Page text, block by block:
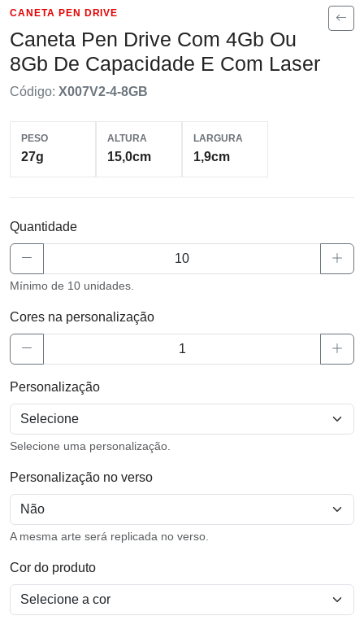
CANETA PEN DRIVE
Caneta Pen Drive Com 4Gb Ou
8Gb De Capacidade E Com Laser
Código: X007V2-4-8GB
PESO
27g
ALTURA
15,0cm
LARGURA
1,9cm
Quantidade
Mínimo de 10 unidades.
Cores na personalização
Personalização
Selecione uma personalização.
Personalização no verso
A mesma arte será replicada no verso.
Cor do produto